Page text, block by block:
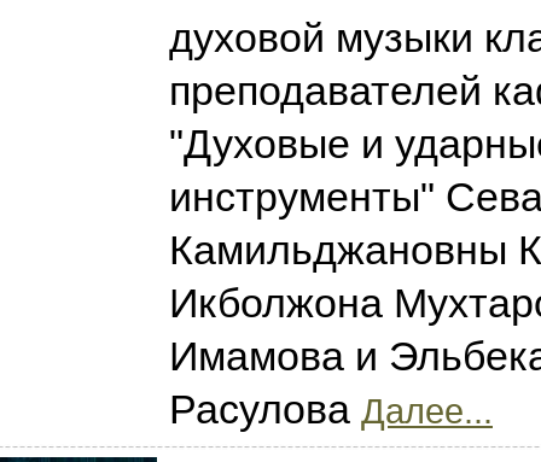
духовой музыки
преподавателей
"Духовые и
инструменты"
Камильджановны
Икболжона
Имамова и
Расулова Далее...